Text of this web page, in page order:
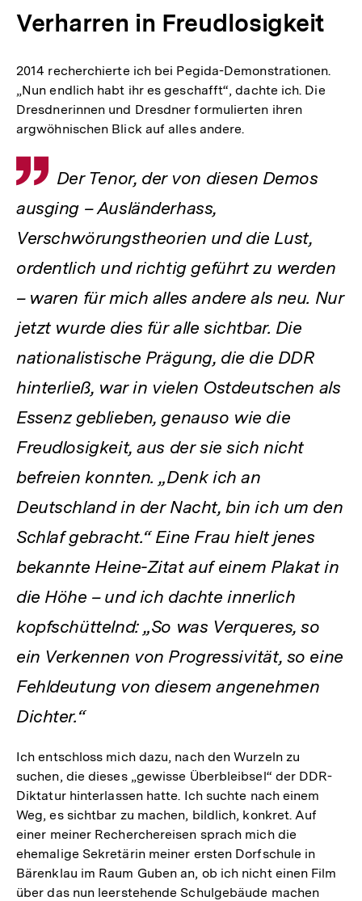
Verharren in Freudlosigkeit
2014 recherchierte ich bei Pegida-Demonstrationen.
„Nun endlich habt ihr es geschafft“, dachte ich. Die
Dresdnerinnen und Dresdner formulierten ihren
argwöhnischen Blick auf alles andere.
Zitat
Der Tenor, der von diesen Demos
ausging – Ausländerhass,
Verschwörungstheorien und die Lust,
ordentlich und richtig geführt zu werden
– waren für mich alles andere als neu. Nur
jetzt wurde dies für alle sichtbar. Die
nationalistische Prägung, die die DDR
hinterließ, war in vielen Ostdeutschen als
Essenz geblieben, genauso wie die
Freudlosigkeit, aus der sie sich nicht
befreien konnten. „Denk ich an
Deutschland in der Nacht, bin ich um den
Schlaf gebracht.“ Eine Frau hielt jenes
bekannte Heine-Zitat auf einem Plakat in
die Höhe – und ich dachte innerlich
kopfschüttelnd: „So was Verqueres, so
ein Verkennen von Progressivität, so eine
Fehldeutung von diesem angenehmen
Dichter.“
Ich entschloss mich dazu, nach den Wurzeln zu
suchen, die dieses „gewisse Überbleibsel“ der DDR-
Diktatur hinterlassen hatte. Ich suchte nach einem
Weg, es sichtbar zu machen, bildlich, konkret. Auf
einer meiner Recherchereisen sprach mich die
ehemalige Sekretärin meiner ersten Dorfschule in
Bärenklau im Raum Guben an, ob ich nicht einen Film
über das nun leerstehende Schulgebäude machen